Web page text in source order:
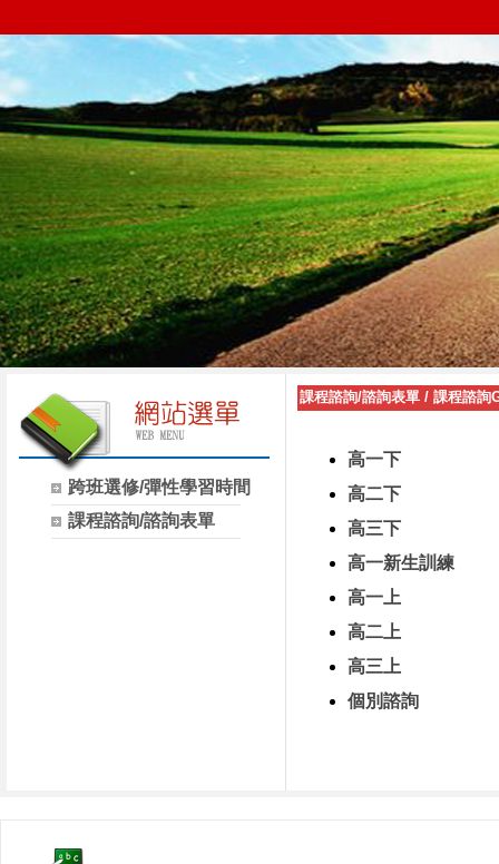
跨班選修/彈性學習時間
課程諮詢/諮詢表單
課程諮詢/諮詢表單 / 課程諮詢
高一下
高二下
高三下
高一新生訓練
高一上
高二上
高三上
個別諮詢